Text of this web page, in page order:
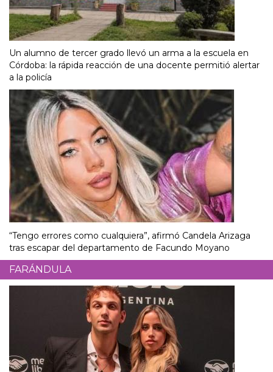
Un alumno de tercer grado llevó un arma a la escuela en
Córdoba: la rápida reacción de una docente permitió alertar
a la policía
“Tengo errores como cualquiera”, afirmó Candela Arizaga
tras escapar del departamento de Facundo Moyano
FARÁNDULA